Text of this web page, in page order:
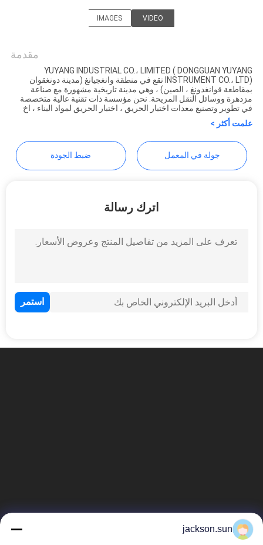
الخصوصية
VIDEO
IMAGES
مقدمة
YUYANG INDUSTRIAL CO.، LIMITED ( DONGGUAN YUYANG
INSTRUMENT CO.، LTD) تقع في منطقة وانغجيانغ (مدينة دونغقوان
بمقاطعة قوانغدونغ ، الصين) ، وهي مدينة تاريخية مشهورة مع صناعة
مزدهرة ووسائل النقل المريحة. نحن مؤسسة ذات تقنية عالية متخصصة
في تطوير وتصنيع معدات اختبار الحريق ، اختبار الحريق لمواد البناء ، اخ
علمت أكثر >
جولة في المعمل ضبط الجودة
اترك رسالة
jackson.sun